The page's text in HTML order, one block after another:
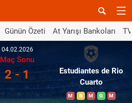
Günün Özeti At Yarışı Bankoları
04.02.2026
Maç Sonu
2 - 1
Estudiantes de Rio
Cuarto
M B M G M